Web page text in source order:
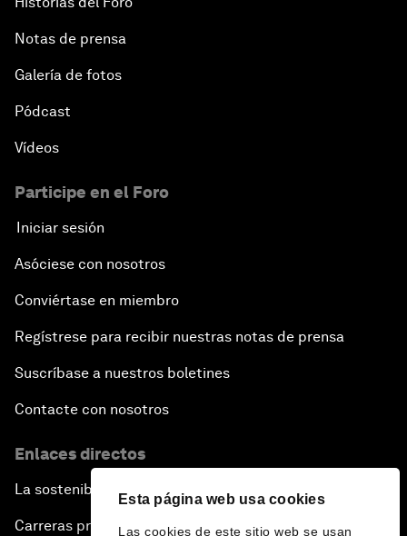
Esta página web usa cookies
Las cookies de este sitio web se usan
Notas de prensa
Galería de fotos
Pódcast
Vídeos
Participe en el Foro
Iniciar sesión
Asóciese con nosotros
Conviértase en miembro
Regístrese para recibir nuestras notas de prensa
Suscríbase a nuestros boletines
Contacte con nosotros
Enlaces directos
La sostenibilidad en el Foro
Carreras profesionales